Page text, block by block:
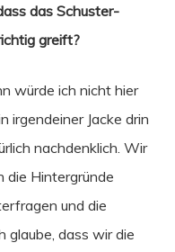
das Schuster-
greift?
würde ich nicht hier
irgendeiner Jacke drin
nachdenklich. Wir
die Hintergründe
und die
glaube, dass wir die